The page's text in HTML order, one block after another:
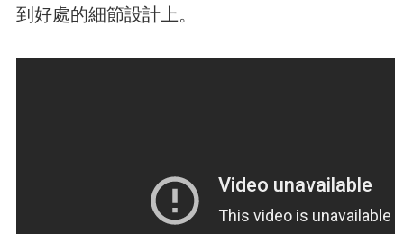
到好處的細節設計上。